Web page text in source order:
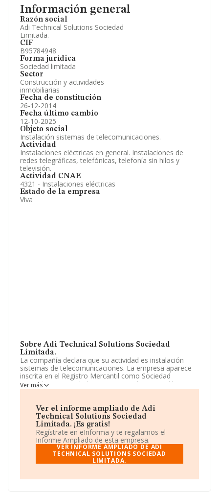
Información general
Razón social
Adi Technical Solutions Sociedad
Limitada.
CIF
B95784948
Forma jurídica
Sociedad limitada
Sector
Construcción y actividades
inmobiliarias
Fecha de constitución
26-12-2014
Fecha último cambio
12-10-2025
Objeto social
Instalación sistemas de telecomunicaciones.
Actividad
Instalaciones eléctricas en general. Instalaciones de
redes telegráficas, telefónicas, telefonía sin hilos y
televisión.
Actividad CNAE
4321 - Instalaciones eléctricas
Estado de la empresa
Viva
Sobre Adi Technical Solutions Sociedad
Limitada.
La compañía declara que su actividad es instalación
sistemas de telecomunicaciones. La empresa aparece
inscrita en el Registro Mercantil como Sociedad
Limitada. Su actividad CNAE es 'Instalaciones eléctricas'
con código 4321. No realiza actividad de importación
Los empleados se han reducido un 6% y atendiendo a
los datos disponibles en INFORMA, ese número ha
estado por encima de la media de sector.
Dentro del ranking de empresas elaborado por
INFORMA, atendiendo a los niveles de facturación de la
compañía, se destaca que: en 2024, en la clasificación
abajo y su posición actual es 1.871 (el año anterior
Ver más
Ver el informe ampliado de Adi
Technical Solutions Sociedad
Limitada. ¡Es gratis!
Regístrate en eInforma y te regalamos el
Informe Ampliado de esta empresa.
VER INFORME AMPLIADO DE ADI
TECHNICAL SOLUTIONS SOCIEDAD
LIMITADA.
Información oficial y registral complementaria.